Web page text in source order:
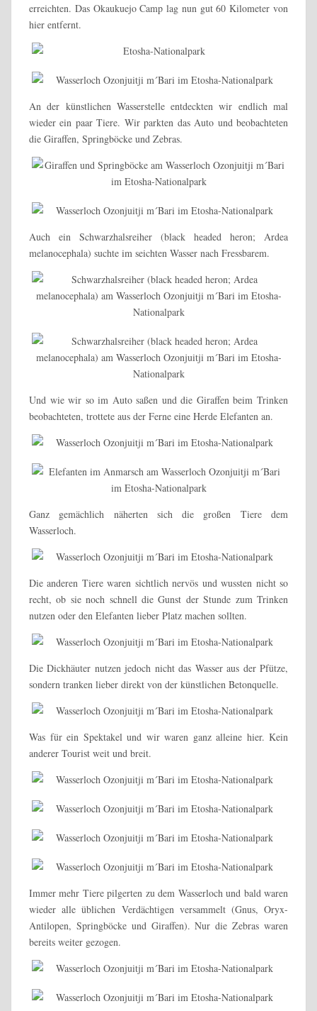
erreichten. Das Okaukuejo Camp lag nun gut 60 Kilometer von
hier entfernt.
An der künstlichen Wasserstelle entdeckten wir endlich mal
wieder ein paar Tiere. Wir parkten das Auto und beobachteten
die Giraffen, Springböcke und Zebras.
Auch ein Schwarzhalsreiher (black headed heron; Ardea
melanocephala) suchte im seichten Wasser nach Fressbarem.
Und wie wir so im Auto saßen und die Giraffen beim Trinken
beobachteten, trottete aus der Ferne eine Herde Elefanten an.
Ganz gemächlich näherten sich die großen Tiere dem
Wasserloch.
Die anderen Tiere waren sichtlich nervös und wussten nicht so
recht, ob sie noch schnell die Gunst der Stunde zum Trinken
nutzen oder den Elefanten lieber Platz machen sollten.
Die Dickhäuter nutzen jedoch nicht das Wasser aus der Pfütze,
sondern tranken lieber direkt von der künstlichen Betonquelle.
Was für ein Spektakel und wir waren ganz alleine hier. Kein
anderer Tourist weit und breit.
Immer mehr Tiere pilgerten zu dem Wasserloch und bald waren
wieder alle üblichen Verdächtigen versammelt (Gnus, Oryx-
Antilopen, Springböcke und Giraffen). Nur die Zebras waren
bereits weiter gezogen.